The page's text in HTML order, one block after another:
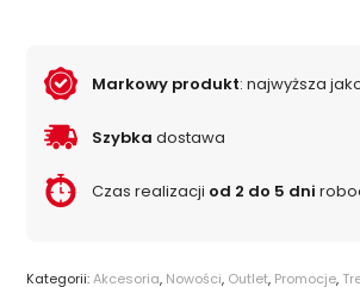
Markowy produkt: najwyższa
Szybka dostawa
Czas realizacji od 2 do 5 dni
Kategorii:Akcesoria, Nowości, Outlet, Promocje,